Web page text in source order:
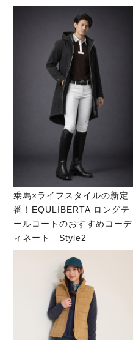
乗馬×ライフスタイルの新定
番！EQULIBERTA ロングテ
ールコートのおすすめコーデ
ィネート Style2